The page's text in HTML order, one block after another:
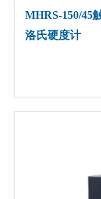
MHRS-150/45
洛氏硬度计